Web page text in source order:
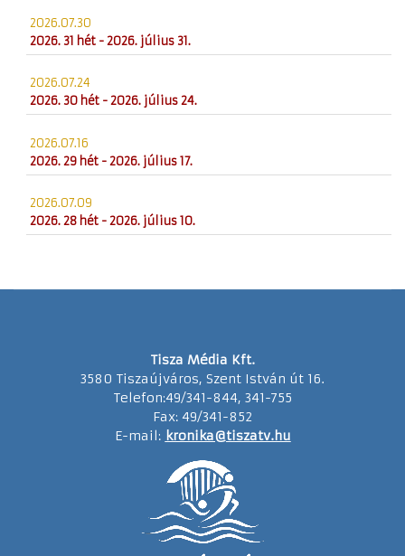
2026.07.30
2026. 31 hét - 2026. július 31.
2026.07.24
2026. 30 hét - 2026. július 24.
2026.07.16
2026. 29 hét - 2026. július 17.
2026.07.09
2026. 28 hét - 2026. július 10.
Tisza Média Kft.
3580 Tiszaújváros, Szent István út 16.
Telefon:49/341-844, 341-755
Fax: 49/341-852
E-mail: kronika@tiszatv.hu